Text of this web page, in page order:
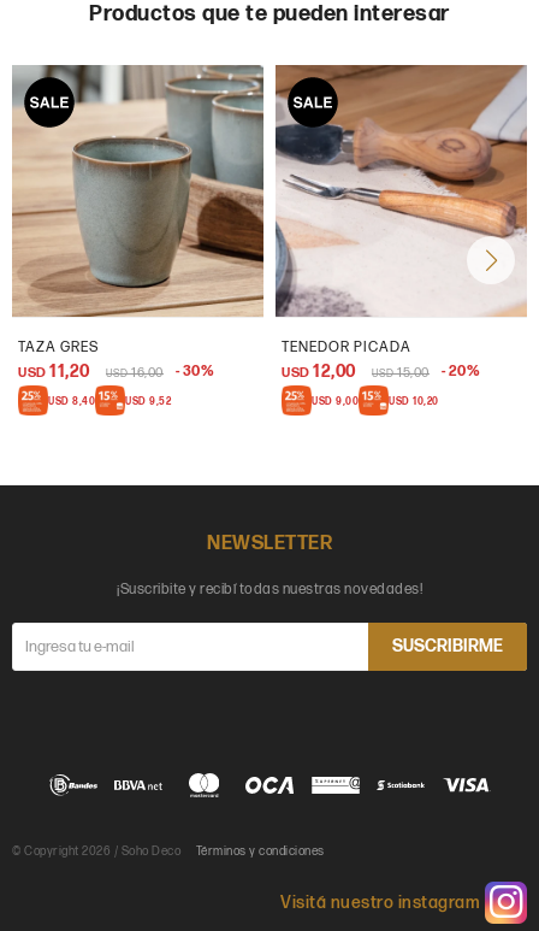
Productos que te pueden interesar
TAZA GRES
USD 11,20 USD 16,00 30
USD 8,40 USD 9,52
TENEDOR PICADA
USD 12,00 USD 15,00 20
USD 9,00 USD 10,20
NEWSLETTER
¡Suscribite y recibí todas nuestras novedades!
SUSCRIBIRME

© Copyright 2026 / Soho Deco Términos y condiciones